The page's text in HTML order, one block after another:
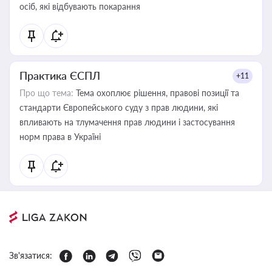
осіб, які відбувають покарання
Практика ЄСПЛ +11
Про що тема: Тема охоплює рішення, правові позиції та
стандарти Європейського суду з прав людини, які
впливають на тлумачення прав людини і застосування
норм права в Україні
Зв'язатися: